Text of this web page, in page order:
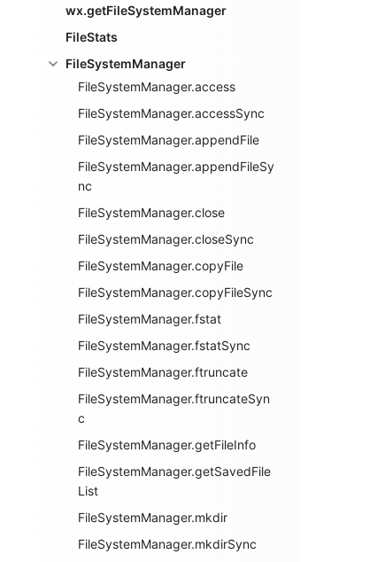
wx.getFileSystemManager
FileStats
FileSystemManager
FileSystemManager.access
FileSystemManager.accessSync
FileSystemManager.appendFile
FileSystemManager.appendFileSy
nc
FileSystemManager.close
FileSystemManager.closeSync
FileSystemManager.copyFile
FileSystemManager.copyFileSync
FileSystemManager.fstat
FileSystemManager.fstatSync
FileSystemManager.ftruncate
FileSystemManager.ftruncateSyn
c
FileSystemManager.getFileInfo
FileSystemManager.getSavedFile
List
FileSystemManager.mkdir
FileSystemManager.mkdirSync